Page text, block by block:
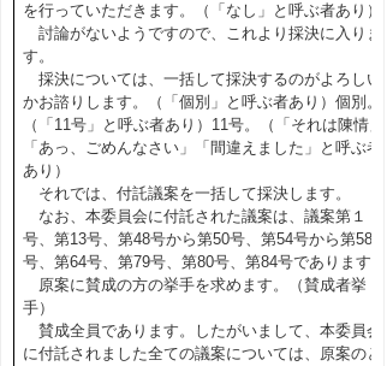
を行っていただきます。（「なし」と呼ぶ者あり）
討論がないようですので、これより採決に入りま
す。
採決については、一括して採決するのがよろしい
かお諮りします。（「個別」と呼ぶ者あり）個別。
（「11号」と呼ぶ者あり）11号。（「それは陳情」
「あっ、ごめんなさい」「間違えました」と呼ぶ者
あり）
それでは、付託議案を一括して採決します。
なお、本委員会に付託された議案は、議案第１
号、第13号、第48号から第50号、第54号から第58
号、第64号、第79号、第80号、第84号であります。
原案に賛成の方の挙手を求めます。（賛成者挙
手）
賛成全員であります。したがいまして、本委員会
に付託されました全ての議案については、原案のと